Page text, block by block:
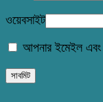
ওয়েবসাইট
আপনার ইমেইল